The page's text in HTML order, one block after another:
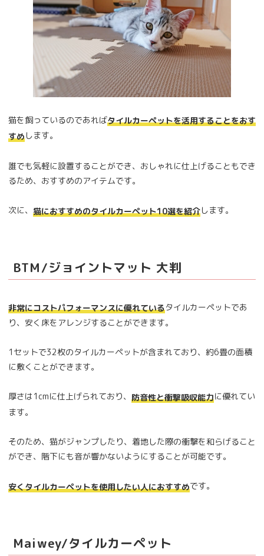
猫を飼っているのであればタイルカーペットを活用することをおす
すめします。
誰でも気軽に設置することができ、おしゃれに仕上げることもでき
るため、おすすめのアイテムです。
次に、 猫におすすめのタイルカーペット10選を紹介します。
BTM/ジョイントマット 大判
非常にコストパフォーマンスに優れているタイルカーペットであ
り、安く床をアレンジすることができます。
1セットで32枚のタイルカーペットが含まれており、約6畳の面積
に敷くことができます。
厚さは1cmに仕上げられており、 防音性と衝撃吸収能力に優れてい
ます。
そのため、猫がジャンプしたり、着地した際の衝撃を和らげること
ができ、階下にも音が響かないようにすることが可能です。
安くタイルカーペットを使用したい人におすすめです。
Maiwey/タイルカーペット